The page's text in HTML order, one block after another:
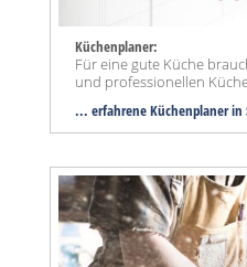
Küchenplaner:
Für eine gute Küche
und professionellen
... erfahrene Küchenplaner in